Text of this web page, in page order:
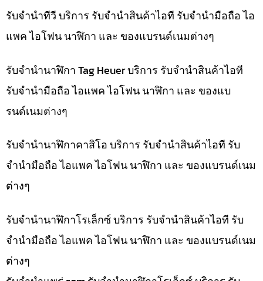
รับจำนำทีวี บริการ รับจำนำสินค้าไอที รับจำนำมือถือ ไอ
แพค ไอโฟน นาฬิกา และ ของแบรนด์เนมต่างๆ
รับจำนำนาฬิกา Tag Heuer บริการ รับจำนำสินค้าไอที
รับจำนำมือถือ ไอแพค ไอโฟน นาฬิกา และ ของแบ
รนด์เนมต่างๆ
รับจำนำนาฬิกาคาสิโอ บริการ รับจำนำสินค้าไอที รับ
จำนำมือถือ ไอแพค ไอโฟน นาฬิกา และ ของแบรนด์เนม
ต่างๆ
รับจำนำนาฬิกาโรเล็กซ์ บริการ รับจำนำสินค้าไอที รับ
จำนำมือถือ ไอแพค ไอโฟน นาฬิกา และ ของแบรนด์เนม
ต่างๆ